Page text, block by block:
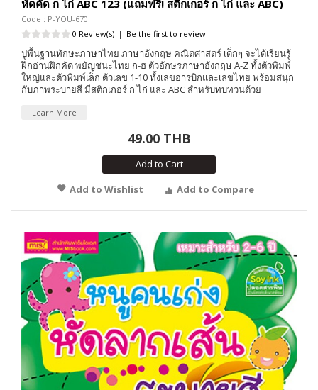
หัดคัด ก ไก่ ABC 123 (แถมฟรี! สติกเกอร์ ก ไก่ และ ABC)
Code : P-YOU-670
0 Review(s) | Be the first to review
ปูพื้นฐานทักษะภาษาไทย ภาษาอังกฤษ คณิตศาสตร์ เด็กๆ จะได้เรียนรู้
ฝึกอ่านฝึกคัด พยัญชนะไทย ก-ฮ ตัวอักษรภาษาอังกฤษ A-Z ทั้งตัวพิมพ์
ใหญ่และตัวพิมพ์เล็ก ตัวเลข 1-10 ทั้งเลขอารบิกและเลขไทย พร้อมสนุก
กับภาพระบายสี มีสติกเกอร์ ก ไก่ และ ABC สำหรับทบทวนด้วย
Learn More
49.00 THB
Add to Cart
Add to Wishlist
Add to Compare